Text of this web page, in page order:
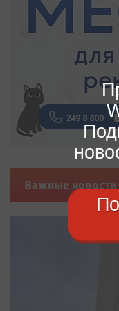
Важные новости